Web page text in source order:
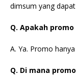
dimsum yang
Q. Apakah
A. Ya. Promo
Q. Di mana